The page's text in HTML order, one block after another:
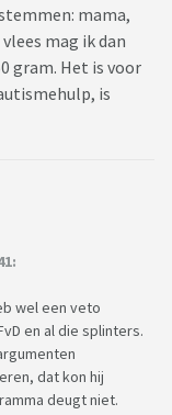
mama,
mag ik dan
gram. Het is voor
is
wel een veto
en al die splinters.
dat kon hij
deugt niet.